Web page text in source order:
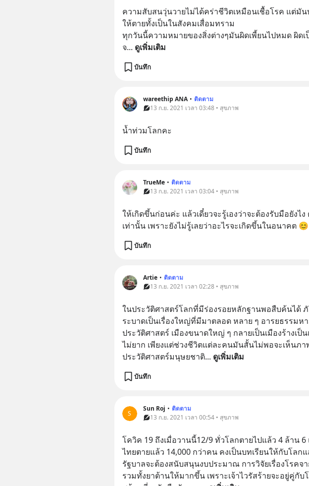
ความสับสนวุ่นวายไม่ได้คร่าชีวิตเหมือนเชื้อโรค แต่มั
ให้ตายทั้งเป็นในสังคมเสื่อมทราม
ทุกวันนี้ความหมายของสิ่งต่างๆมันผิดเพี้ยนไปหมด ผิดเ
จ... ดูเพิ่มเติม
บันทึก
wareethip ANA • ติดตาม
13 ก.ย. 2021 เวลา 03:48 • สุขภาพ
นํ้าท่วมโลกคะ
บันทึก
TrueMe • ติดตาม
13 ก.ย. 2021 เวลา 03:04 • สุขภาพ
ให้เกิดขึ้นก่อนค่ะ แล้วเดี๋ยวจะรู้เองว่าจะต้องรับมือยังไ
เท่านั้น เพราะยังไม่รู้เลยว่าอะไรจะเกิดขึ้นในอนาคต 😊
บันทึก
Artie • ติดตาม
13 ก.ย. 2021 เวลา 02:28 • สุขภาพ
ในประวัติศาสตร์โลกที่มีร่องรอยหลักฐานพอสืบค้นได้
ระบาดเป็นเรื่องใหญ่ที่มีมาตลอด หลาย ๆ อารยธรรมห
ประวัติศาสตร์ เมืองขนาดใหญ่ ๆ กลายเป็นเมืองร้างเป็
ไม่ยาก เพียงแต่ช่วงชีวิตแต่ละคนมันสั้นไม่พอจะเห็นภ
ประวัติศาสตร์มนุษยชาติ... ดูเพิ่มเติม
บันทึก
S
Sun Roj • ติดตาม
13 ก.ย. 2021 เวลา 00:54 • สุขภาพ
โควิค 19 ถึงเมื่อวานนี้12/9 ทั่วโลกตายไปแล้ว 4 ล้าน
ไทยตายแล้ว 14,000 กว่าคน คงเป็นบทเรียนให้กับโลก
รัฐบาลจะต้องสนับสนุนงบประมาณ การวิจัยเรื่องโรคจ
รวมทั้งยาต้านให้มากขึ้น เพราะเจ้าไวรัสร้ายจะอยู่คู่กั